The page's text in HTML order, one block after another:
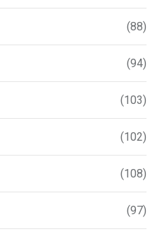
(88)
(94)
(103)
(102)
(108)
(97)